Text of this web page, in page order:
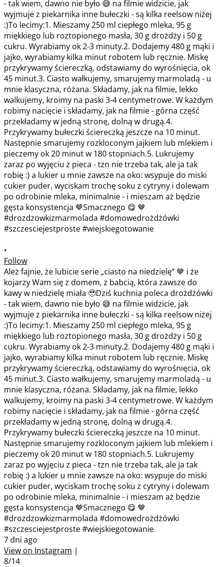
•
Follow
Ależ fajnie, że lubicie serie „ciasto na niedzielę” 🤎 i że
kojarzy Wam się z domem, z babcią, która zawsze do
kawy w niedzielę miała 🥹Dziś kuchnia poleca drożdżówki
- tak wiem, dawno nie było 😅 na filmie widzicie, jak
wyjmuje z piekarnika inne bułeczki - są kilka reelsow niżej
:)To lecimy:1. Mieszamy 250 ml ciepłego mleka, 95 g
miękkiego lub roztopionego masła, 30 g drożdży i 50 g
cukru. Wyrabiamy ok 2-3 minuty.2. Dodajemy 480 g mąki i
jajko, wyrabiamy kilka minut robotem lub ręcznie. Miskę
przykrywamy ściereczką, odstawiamy do wyrośnięcia, ok
45 minut.3. Ciasto wałkujemy, smarujemy marmoladą - u
mnie klasyczna, różana. Składamy, jak na filmie, lekko
walkujemy, kroimy na paski 3-4 centymetrowe. W każdym
robimy nacięcie i składamy, jak na filmie - górna część
przekładamy w jedną stronę, dolną w drugą.4.
Przykrywamy bułeczki ściereczką jeszcze na 10 minut.
Następnie smarujemy rozkloconym jajkiem lub mlekiem i
pieczemy ok 20 minut w 180 stopniach.5. Lukrujemy
zaraz po wyjęciu z pieca - tzn nie trzeba tak, ale ja tak
robię :) a lukier u mnie zawsze na oko: wsypuje do miski
cukier puder, wyciskam trochę soku z cytryny i dolewam
po odrobinie mleka, minimalnie - i mieszam aż będzie
gęsta konsystencja 🤎Smacznego 😋 🤎
#drozdzowkizmarmolada #domowedrożdżówki
#szczesciejestproste #wiejskiegotowanie
7 dni ago
View on Instagram |
8/14